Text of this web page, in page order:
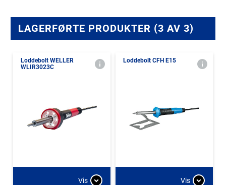
LAGERFØRTE PRODUKTER (3 AV 3)
Loddebolt WELLER
WLIR3023C
Vis
Loddebolt CFH E15
Vis